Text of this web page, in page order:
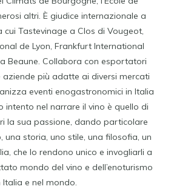
altri. È giudice internazionale a
cui Tastevinage a Clos di Vougeot,
de Lyon, Frankfurt International
Beaune. Collabora con esportatori
aziende più adatte ai diversi mercati
eventi enogastronomici in Italia
intento nel narrare il vino è quello di
la sua passione, dando particolare
una storia, uno stile, una filosofia, un
che lo rendono unico e invogliarli a
mondo del vino e dell’enoturismo
Italia e nel mondo.